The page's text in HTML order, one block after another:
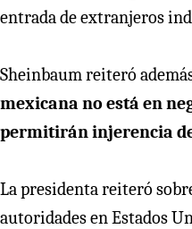
entrada de extranjeros
Sheinbaum reiteró
mexicana no está en
permitirán injerencia
La presidenta reiteró
autoridades en Estados